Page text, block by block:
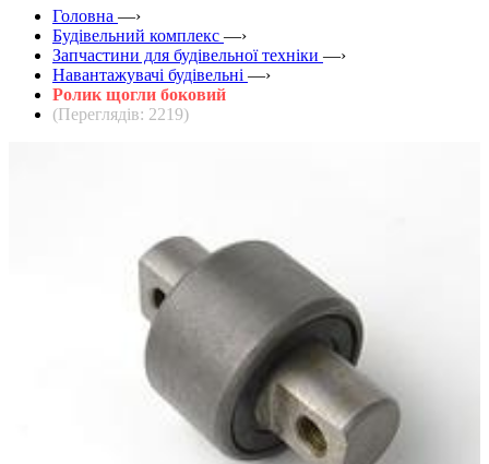
Головна —›
Будівельний комплекс —›
Запчастини для будівельної техніки —›
Навантажувачі будівельні —›
Ролик щогли боковий
(Переглядів: 2219)